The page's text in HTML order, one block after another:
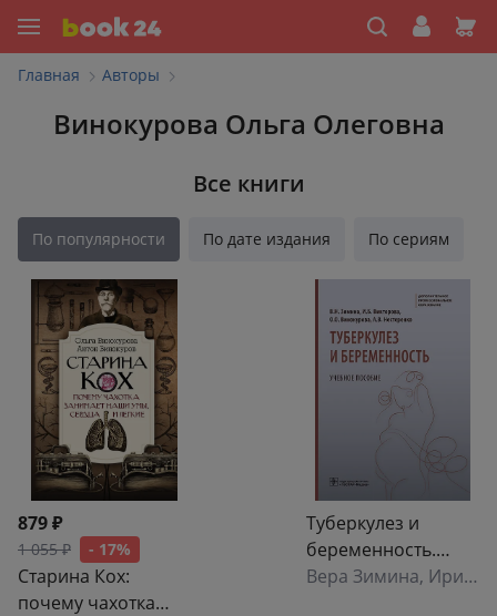
Главная Авторы
Винокурова Ольга Олеговна
Все книги
По популярности По дате издания По сериям
879 ₽
1 055 ₽ - 17%
Старина Кох:
почему чахотка
Туберкулез и
беременность.
Учебное пособие
Вера Зимина, Ирина Викторова